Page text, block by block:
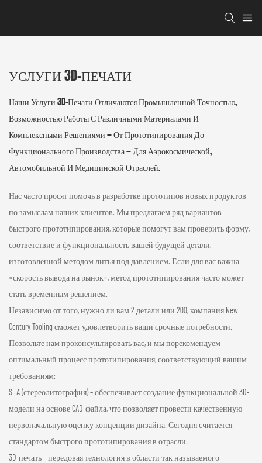
УСЛУГИ 3D-ПЕЧАТИ
Наши Услуги 3D-Печати Отличаются Промышленной Точностью,
Возможностью Работы С Различными Материалами И
Комплексными Решениями — От Прототипирования До
Функционального Производства — Для Аэрокосмической,
Автомобильной И Медицинской Отраслей.
Нас часто просят помочь в разработке прототипов новых продуктов
по замыслам наших клиентов. Мы предлагаем ряд вариантов
быстрого прототипирования, которые помогут вам проверить форму,
соответствие и функциональность вашей будущей детали,
изготовленной методом литья под давлением. Если для вас важна
«скорость вывода на рынок», метод прототипирования часто может
стать временным решением.
Независимо от того, нужно ли вам 2 детали или 200, компания New
Century Tooling сможет удовлетворить ваши срочные потребности.
Позвольте нам проконсультировать вас, и мы порекомендуем
оптимальный процесс прототипирования, соответствующий вашим
требованиям:
SLA (стереолитография) – обеспечивает создание функциональной 3D-
модели на основе CAD-файла, что позволяет провести качественную
первоначальную оценку концепции дизайна. Сегодня считается
стандартом быстрого прототипирования в отрасли.
3D-печать – передовая технология в области так называемого